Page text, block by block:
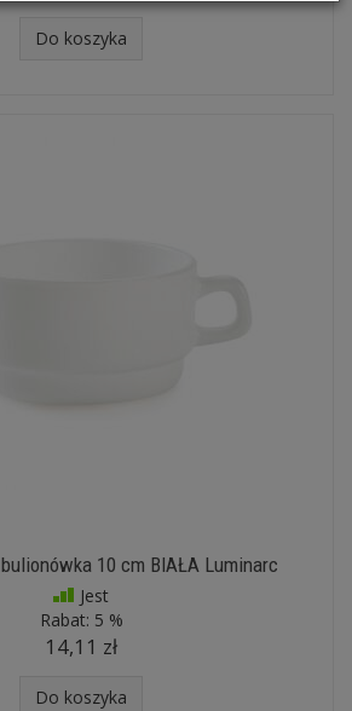
Do koszyka
bulionówka 10 cm BIAŁA Luminarc
Jest
Rabat: 5 %
14,11 zł
Do koszyka